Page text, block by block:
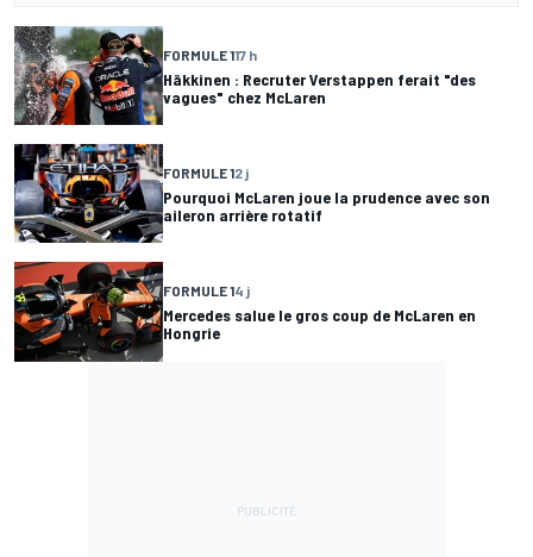
FORMULE 117 h
Häkkinen : Recruter Verstappen ferait "des
vagues" chez McLaren
FORMULE 12 j
Pourquoi McLaren joue la prudence avec son
aileron arrière rotatif
FORMULE 14 j
Mercedes salue le gros coup de McLaren en
Hongrie